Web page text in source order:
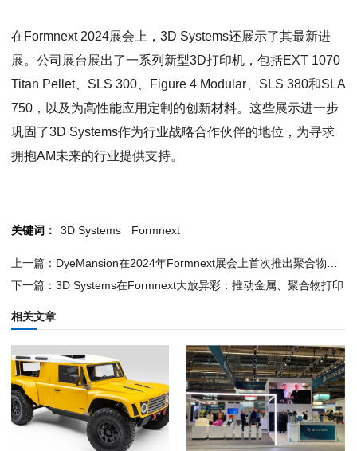
在Formnext 2024展会上，3D Systems还展示了其最新进
展。公司展台展出了一系列新型3D打印机，包括EXT 1070
Titan Pellet、SLS 300、Figure 4 Modular、SLS 380和SLA
750，以及为高性能应用定制的创新材料。这些展示进一步
巩固了3D Systems作为行业战略合作伙伴的地位，为寻求
拥抱AM未来的行业提供支持。
关键词： 3D Systems Formnext
上一篇：DyeMansion在2024年Formnext展会上首次推出聚合物后处理解决方案
下一篇：3D Systems在Formnext大放异彩：推动金属、聚合物打印
相关文章